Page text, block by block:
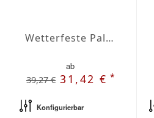
Wetterfeste Palettenkissen-Rückenkissen nach Maß Agora
ab
39,27 € 31,42 €*
Konfigurierbar